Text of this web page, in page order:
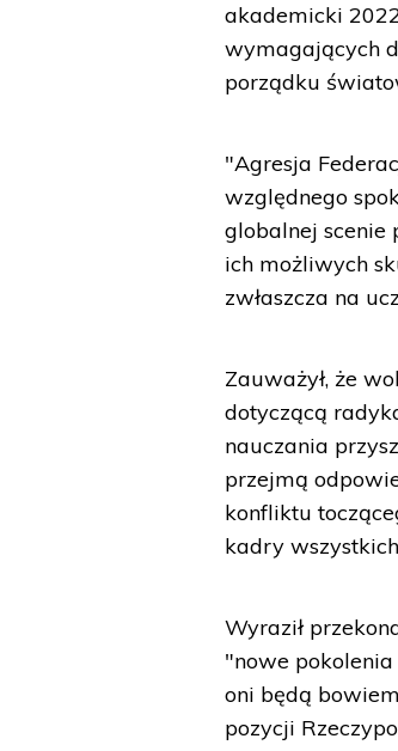
akademicki
wymagających
porządku
"Agresja
względnego
globalnej scenie
ich możliwych
zwłaszcza na
Zauważył, że
dotyczącą
nauczania
przejmą
konfliktu
kadry
Wyraził
"nowe
oni będą
pozycji